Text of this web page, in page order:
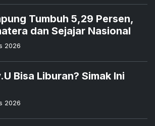
Tumbuh 5,29 Persen,
dan Sejajar Nasional
2026
Bisa Liburan? Simak Ini
2026